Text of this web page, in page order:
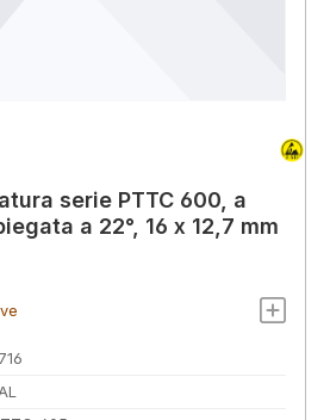
serie PTTC 600, a
a 22°, 16 x 12,7 mm